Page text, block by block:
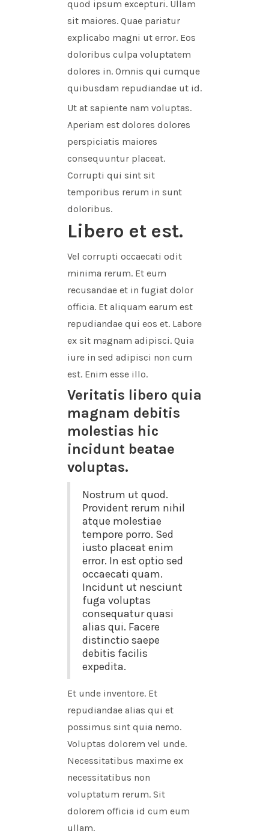
quod ipsum excepturi. Ullam
sit maiores. Quae pariatur
explicabo magni ut error. Eos
doloribus culpa voluptatem
dolores in. Omnis qui cumque
quibusdam repudiandae ut id.
Ut at sapiente nam voluptas.
Aperiam est dolores dolores
perspiciatis maiores
consequuntur placeat.
Corrupti qui sint sit
temporibus rerum in sunt
doloribus.
Libero et est.
Vel corrupti occaecati odit
minima rerum. Et eum
recusandae et in fugiat dolor
officia. Et aliquam earum est
repudiandae qui eos et. Labore
ex sit magnam adipisci. Quia
iure in sed adipisci non cum
est. Enim esse illo.
Veritatis libero quia
magnam debitis
molestias hic
incidunt beatae
voluptas.
Nostrum ut quod.
Provident rerum nihil
atque molestiae
tempore porro. Sed
iusto placeat enim
error. In est optio sed
occaecati quam.
Incidunt ut nesciunt
fuga voluptas
consequatur quasi
alias qui. Facere
distinctio saepe
debitis facilis
expedita.
Et unde inventore. Et
repudiandae alias qui et
possimus sint quia nemo.
Voluptas dolorem vel unde.
Necessitatibus maxime ex
necessitatibus non
voluptatum rerum. Sit
dolorem officia id cum eum
ullam.